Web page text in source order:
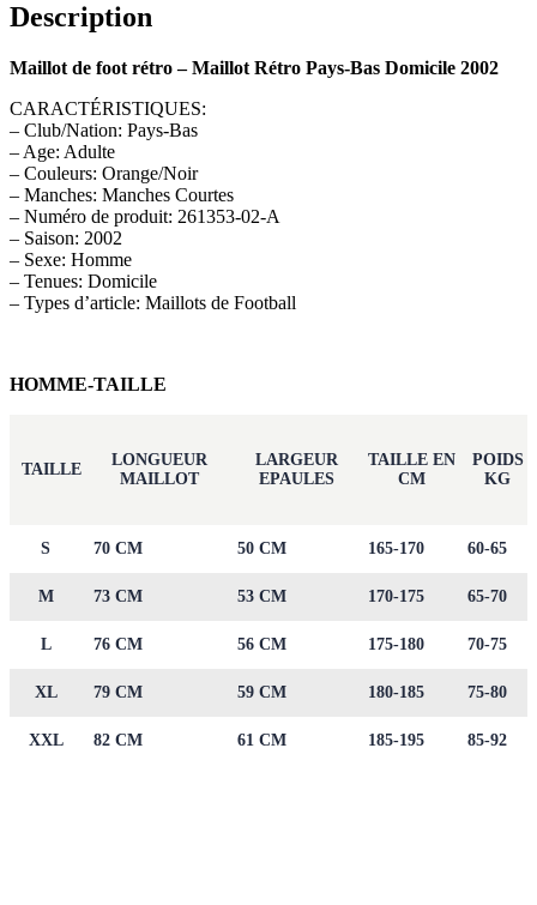
Description
Maillot de foot rétro – Maillot Rétro Pays-Bas Domicile 2002
CARACTÉRISTIQUES:
– Club/Nation: Pays-Bas
– Age: Adulte
– Couleurs: Orange/Noir
– Manches: Manches Courtes
– Numéro de produit: 261353-02-A
– Saison: 2002
– Sexe: Homme
– Tenues: Domicile
– Types d’article: Maillots de Football
HOMME-TAILLE
TAILLE
LONGUEUR
MAILLOT
LARGEUR
EPAULES
TAILLE EN
CM
POIDS
KG
S 70 CM 50 CM 165-170 60-65
M 73 CM 53 CM 170-175 65-70
L 76 CM 56 CM 175-180 70-75
XL 79 CM 59 CM 180-185 75-80
XXL 82 CM 61 CM 185-195 85-92